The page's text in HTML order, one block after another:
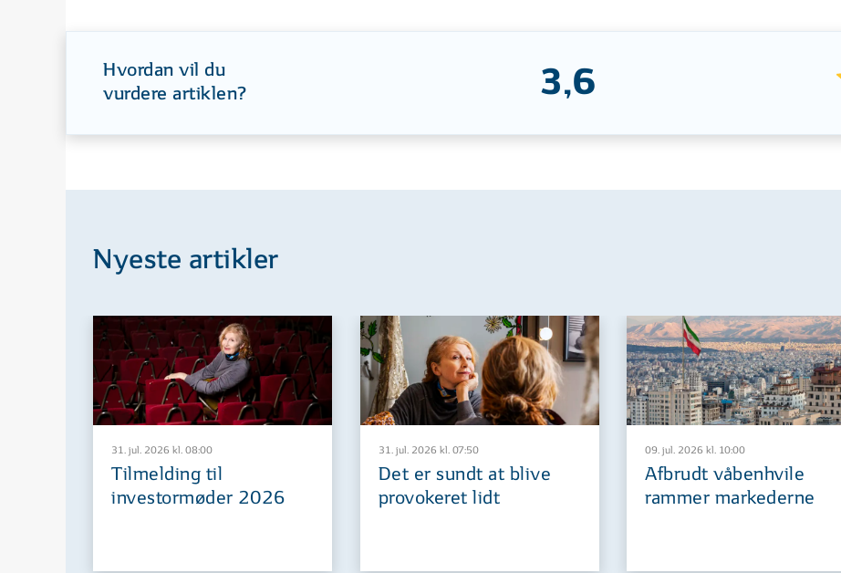
Hvordan vil du
vurdere artiklen?
3,6
Nyeste artikler
31. jul. 2026 kl. 08:00
Tilmelding til
investormøder 2026
31. jul. 2026 kl. 07:50
Det er sundt at blive
provokeret lidt
09. jul. 2026 kl. 10:00
Afbrudt våbenhvile
rammer markederne